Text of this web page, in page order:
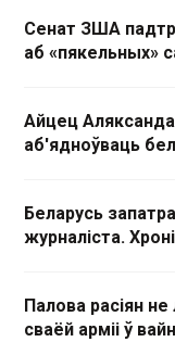
Сенат ЗША
аб «пякельных»
Айцец
аб'ядноўваць
Беларусь
журналіста.
Палова расіян
сваёй арміі ў